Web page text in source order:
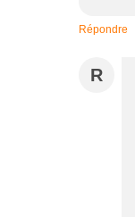
Répondre
R